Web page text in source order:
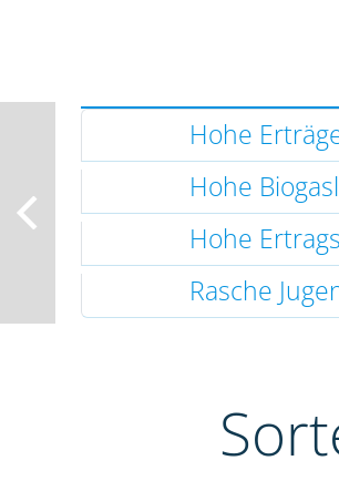
Hohe
Hohe
Hohe
Rasche